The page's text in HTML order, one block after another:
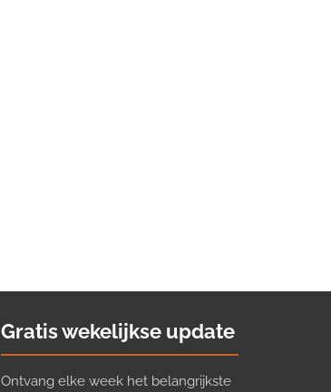
Gratis wekelijkse update
Ontvang elke week het belangrijkste